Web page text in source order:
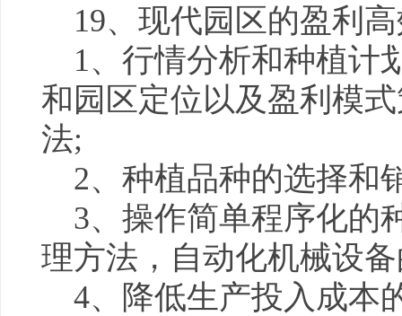
19、现代园区的盈利
1、行情分析和种植计
和园区定位以及盈利模
法;
2、种植品种的选择和
3、操作简单程序化的
理方法，自动化机械设
4、降低生产投入成本